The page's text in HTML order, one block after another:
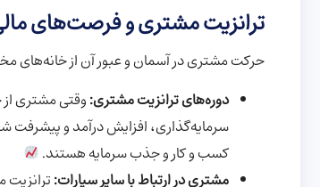
ترانزیت مشتری و فرصت‌های
حرکت مشتری در آسمان و عبور آن از خانه‌های
دوره‌های ترانزیت مشتری:وقتی مشتری
سرمایه‌گذاری، افزایش درآمد و پیشرفت
کسب و کار و جذب سرمایه هستند.
مشتری در ارتباط با سایر سیارات:ترانزیت